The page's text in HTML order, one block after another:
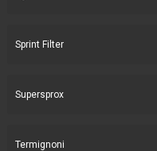
Sprint Filter
Supersprox
Termignoni